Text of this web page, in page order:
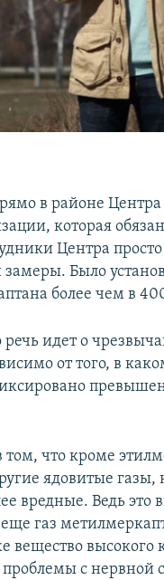
в районе
которая
Центра
Было
более чем в
речь идет о
от того, в
что кроме
ядовитые
вредные. Ведь
еще газ
вещество высокого
с нервной